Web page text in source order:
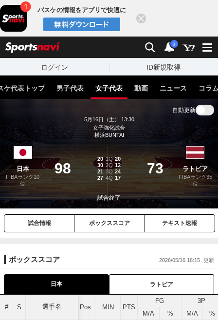
バスケの情報をアプリで快適に
検索 通知
i
ログイン ID新規取得
ケ代表トップ 男子代表 女子代表 動画 ニュース コラ